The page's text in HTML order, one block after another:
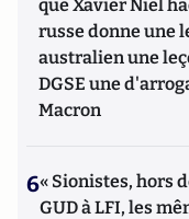
que Xavier Niel
russe donne une
australien une
DGSE une
Macron
6« Sionistes, hors
GUD à LFI, les